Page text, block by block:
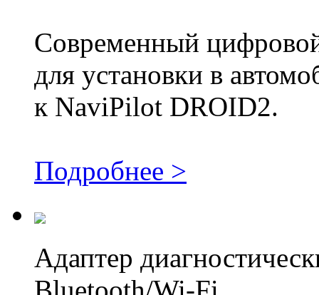
Современный
для установки в
к NaviPilot DROID2.
Подробнее >
Адаптер